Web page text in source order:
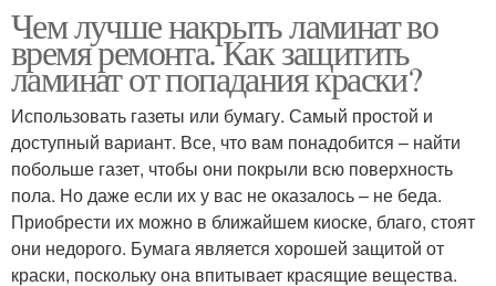
Чем лучше накрыть ламинат во
время ремонта. Как защитить
ламинат от попадания краски?
Использовать газеты или бумагу. Самый простой и
доступный вариант. Все, что вам понадобится – найти
побольше газет, чтобы они покрыли всю поверхность
пола. Но даже если их у вас не оказалось – не беда.
Приобрести их можно в ближайшем киоске, благо, стоят
они недорого. Бумага является хорошей защитой от
краски, поскольку она впитывает красящие вещества.